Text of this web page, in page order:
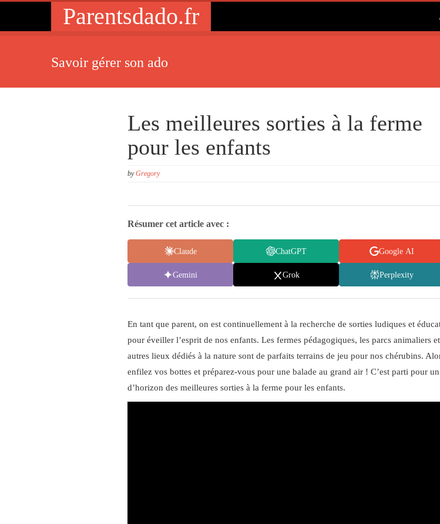
Parentsdado.fr
Savoir gérer son ado
Les meilleures sorties à la ferme
pour les enfants
byGregory
Résumer cet article avec :
Claude ChatGPT Google AI
Gemini Grok Perplexity
En tant que parent, on est continuellement à la recherche de sorties ludiques et
pour éveiller l’esprit de nos enfants. Les fermes pédagogiques, les parcs animaliers et
autres lieux dédiés à la nature sont de parfaits terrains de jeu pour nos chérubins.
enfilez vos bottes et préparez-vous pour une balade au grand air ! C’est parti pour
d’horizon des meilleures sorties à la ferme pour les enfants.